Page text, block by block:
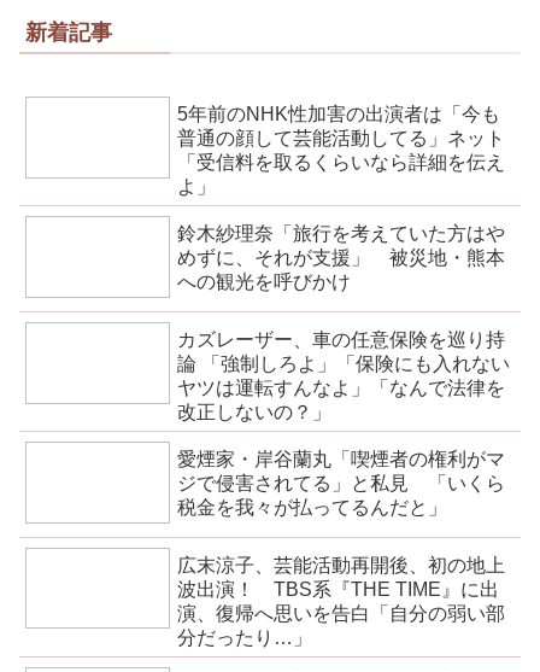
新着記事
5年前のNHK性加害の出演者は「今も
普通の顔して芸能活動してる」ネット
「受信料を取るくらいなら詳細を伝え
よ」
鈴木紗理奈「旅行を考えていた方はや
めずに、それが支援」 被災地・熊本
への観光を呼びかけ
カズレーザー、車の任意保険を巡り持
論 「強制しろよ」「保険にも入れない
ヤツは運転すんなよ」「なんで法律を
改正しないの？」
愛煙家・岸谷蘭丸「喫煙者の権利がマ
ジで侵害されてる」と私見 「いくら
税金を我々が払ってるんだと」
広末涼子、芸能活動再開後、初の地上
波出演！ TBS系『THE TIME』に出
演、復帰へ思いを告白「自分の弱い部
分だったり…」